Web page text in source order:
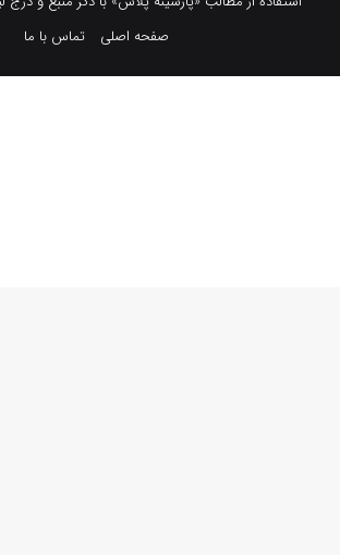
صفحه اصلی
تماس با ما